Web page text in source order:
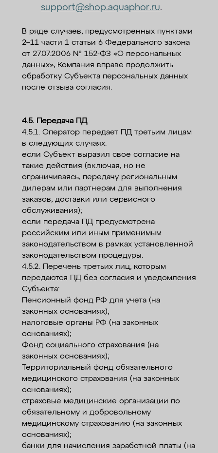
support@shop.aquaphor.ru.
В ряде случаев, предусмотренных пунктами
2–11 части 1 статьи 6 Федерального закона
от 27.07.2006 № 152-ФЗ «О персональных
данных», Компания вправе продолжить
обработку Субъекта персональных данных
после отзыва согласия.
4.5. Передача ПД
4.5.1. Оператор передает ПД третьим лицам
в следующих случаях:
если Субъект выразил свое согласие на
такие действия (включая, но не
ограничиваясь, передачу региональным
дилерам или партнерам для выполнения
заказов, доставки или сервисного
обслуживания);
если передача ПД предусмотрена
российским или иным применимым
законодательством в рамках установленной
законодательством процедуры.
4.5.2. Перечень третьих лиц, которым
передаются ПД без согласия и уведомления
Субъекта:
Пенсионный фонд РФ для учета (на
законных основаниях);
налоговые органы РФ (на законных
основаниях);
Фонд социального страхования (на
законных основаниях);
Территориальный фонд обязательного
медицинского страхования (на законных
основаниях);
страховые медицинские организации по
обязательному и добровольному
медицинскому страхованию (на законных
основаниях);
банки для начисления заработной платы (на